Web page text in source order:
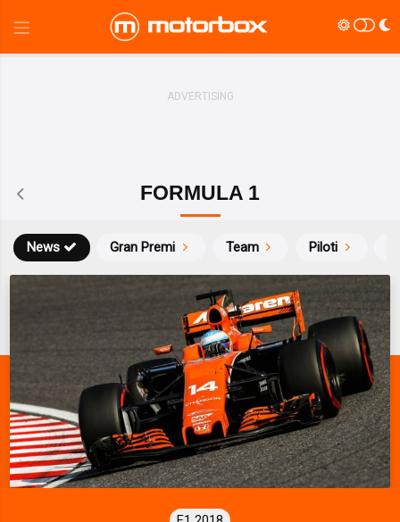
FORMULA 1
News Gran Premi Team Piloti